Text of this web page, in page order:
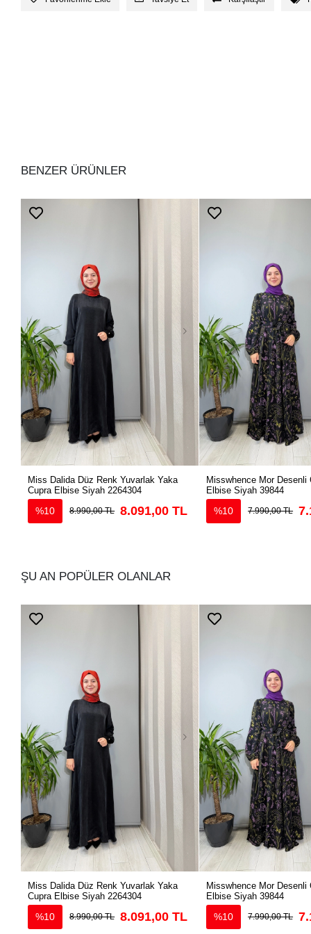
BENZER ÜRÜNLER
Miss Dalida Düz Renk Yuvarlak Yaka
Cupra Elbise Siyah 2264304
%10 8.990,00 TL 8.091,00 TL
Misswhence Mor Desenli
Elbise Siyah 39844
%10 7.990,00 TL
ŞU AN POPÜLER OLANLAR
Miss Dalida Düz Renk Yuvarlak Yaka
Cupra Elbise Siyah 2264304
%10 8.990,00 TL 8.091,00 TL
Misswhence Mor Desenli
Elbise Siyah 39844
%10 7.990,00 TL